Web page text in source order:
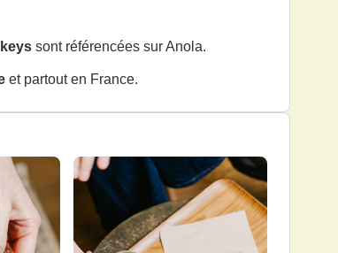
sont référencées sur Anola.
et partout en France.